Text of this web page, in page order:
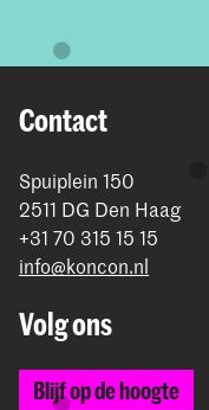
Contact
Spuiplein 150
2511 DG Den Haag
+31 70 315 15 15
info@koncon.nl
Volg ons
Blijf op de hoogte